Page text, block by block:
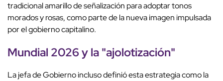
tradicional amarillo de señalización para adoptar tonos
morados y rosas, como parte de la nueva imagen impulsada
por el gobierno capitalino.
Mundial 2026 y la "ajolotización"
La jefa de Gobierno incluso definió esta estrategia como la